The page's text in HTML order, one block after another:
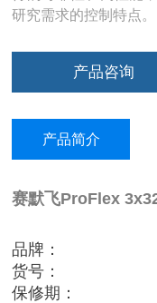
研究需求的控制特点。
产品咨询
产品简介
赛默飞ProFlex
品牌：
货号：
保修期：